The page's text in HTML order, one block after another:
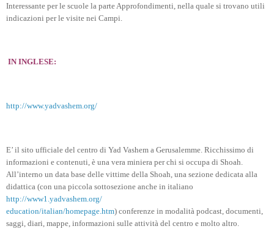
Interessante per le scuole la parte Approfondimenti, nella quale si trovano utili
indicazioni per le visite nei Campi.
IN INGLESE:
http://www.yadvashem.org/
E’ il sito ufficiale del centro di Yad Vashem a Gerusalemme. Ricchissimo di
informazioni e contenuti, è una vera miniera per chi si occupa di Shoah.
All’interno un data base delle vittime della Shoah, una sezione dedicata alla
didattica (con una piccola sottosezione anche in italiano
http://www1.yadvashem.org/
education/italian/homepage.htm) conferenze in modalità podcast, documenti,
saggi, diari, mappe, informazioni sulle attività del centro e molto altro.